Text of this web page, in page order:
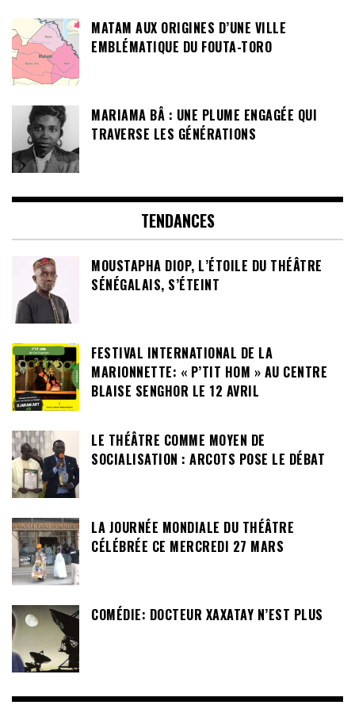
MATAM AUX ORIGINES D’UNE VILLE
EMBLÉMATIQUE DU FOUTA-TORO
MARIAMA BÂ : UNE PLUME ENGAGÉE QUI
TRAVERSE LES GÉNÉRATIONS
TENDANCES
MOUSTAPHA DIOP, L’ÉTOILE DU THÉÂTRE
SÉNÉGALAIS, S’ÉTEINT
FESTIVAL INTERNATIONAL DE LA
MARIONNETTE: « P’TIT HOM » AU CENTRE
BLAISE SENGHOR LE 12 AVRIL
LE THÉÂTRE COMME MOYEN DE
SOCIALISATION : ARCOTS POSE LE DÉBAT
LA JOURNÉE MONDIALE DU THÉÂTRE
CÉLÉBRÉE CE MERCREDI 27 MARS
COMÉDIE: DOCTEUR XAXATAY N’EST PLUS